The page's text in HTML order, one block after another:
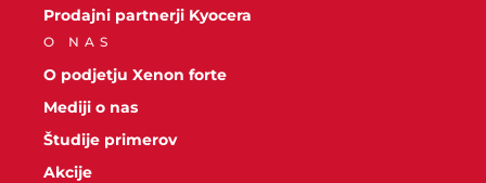
Prodajni partnerji Kyocera
O NAS
O podjetju Xenon forte
Mediji o nas
Študije primerov
Akcije